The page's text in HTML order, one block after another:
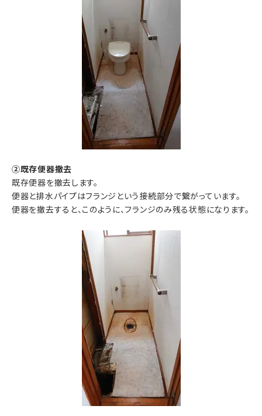
②既存便器撤去
既存便器を撤去します。
便器と排水パイプはフランジという接続部分で繋がっています。
便器を撤去すると、このように、フランジのみ残る状態になります。